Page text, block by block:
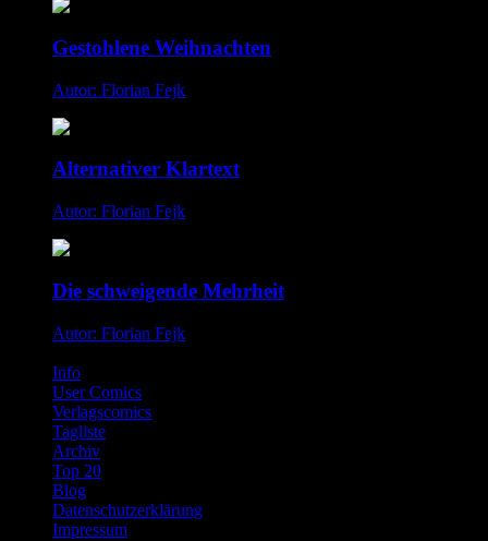
Gestohlene Weihnachten
Autor: Florian Fejk
Alternativer Klartext
Autor: Florian Fejk
Die schweigende Mehrheit
Autor: Florian Fejk
Info
User Comics
Verlagscomics
Tagliste
Archiv
Top 20
Blog
Datenschutzerklärung
Impressum